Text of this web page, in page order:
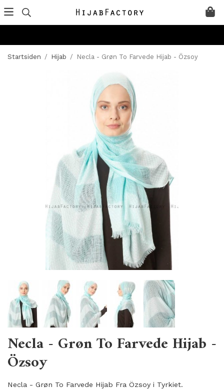
Startsiden / Hijab / Necla - Grøn To Farvede Hijab - Özsoy
Necla - Grøn To Farvede Hijab -
Özsoy
Necla - Grøn To Farvede Hijab Fra Özsoy i Tyrkiet.